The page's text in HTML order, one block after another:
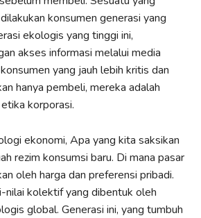
konsumen generasi yang
ekologis yang tinggi ini,
akses informasi melalui media
yang jauh lebih kritis dan
hanya pembeli, mereka adalah
korporasi.
ekonomi, Apa yang kita saksikan
rezim konsumsi baru. Di mana pasar
oleh harga dan preferensi pribadi.
nilai kolektif yang dibentuk oleh
global. Generasi ini, yang tumbuh